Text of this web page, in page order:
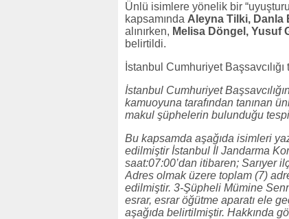
Ünlü isimlere yönelik bir
kapsamında Aleyna Tilki, Danla
alınırken, Melisa Döngel, Yusuf
belirtildi.
İstanbul Cumhuriyet
İstanbul Cumhuriyet
kamuoyuna tarafından tanınan
makul şüphelerin bulunduğu
Bu kapsamda aşağıda isimleri
edilmiştir İstanbul İl Jandarma
saat:07:00’dan itibaren; Sarıyer
Adres olmak üzere toplam (7)
edilmiştir. 3-Şüpheli Mümine
esrar, esrar öğütme aparatı ele
aşağıda belirtilmiştir. Hakkında